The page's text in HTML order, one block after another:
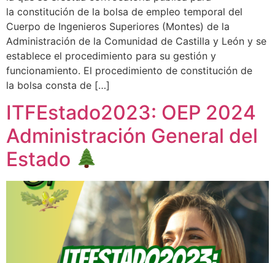
la constitución de la bolsa de empleo temporal del
Cuerpo de Ingenieros Superiores (Montes) de la
Administración de la Comunidad de Castilla y León y se
establece el procedimiento para su gestión y
funcionamiento. El procedimiento de constitución de
la bolsa consta de […]
ITFEstado2023: OEP 2024
Administración General del
Estado